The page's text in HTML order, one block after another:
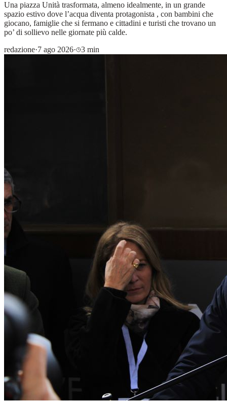
Una piazza Unità trasformata, almeno idealmente, in un grande
spazio estivo dove l’acqua diventa protagonista , con bambini che
giocano, famiglie che si fermano e cittadini e turisti che trovano un
po’ di sollievo nelle giornate più calde.
redazione·7 ago 2026· 3 min